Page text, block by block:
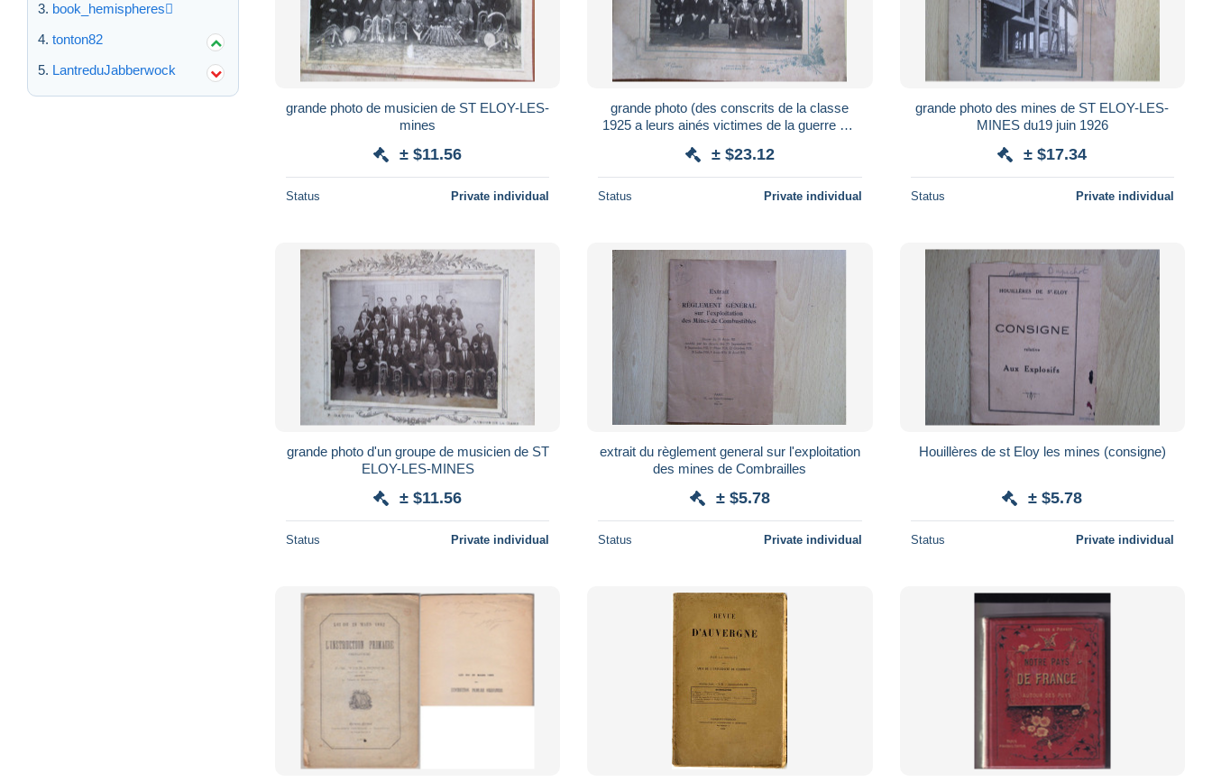
book_hemispheres
tonton82
LantreduJabberwock
grande photo de musicien de ST ELOY-LES-
mines
± $11.56
Status Private individual
grande photo (des conscrits de la classe
1925 a leurs ainés victimes de la guerre ST
± $23.12
Status Private individual
grande photo des mines de ST ELOY-LES-
MINES du19 juin 1926
± $17.34
Status Private individual
grande photo d'un groupe de musicien de ST
ELOY-LES-MINES
± $11.56
Status Private individual
extrait du règlement general sur l'exploitation
des mines de Combrailles
± $5.78
Status Private individual
Houillères de st Eloy les mines (consigne)
± $5.78
Status Private individual